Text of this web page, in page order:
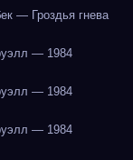
— Гроздья гнева
— 1984
— 1984
— 1984